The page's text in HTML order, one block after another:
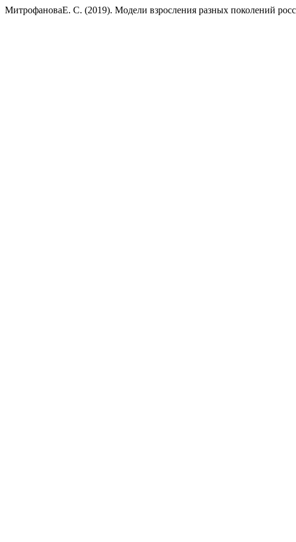
МитрофановаЕ. С. (2019). Модели взросления разных поколений